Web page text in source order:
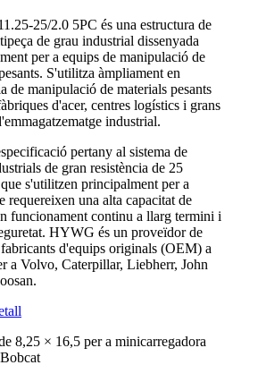
25/2.0 5PC és una estructura de
de grau industrial dissenyada
per a equips de manipulació de
S'utilitza àmpliament en
de manipulació de materials pesants
d'acer, centres logístics i grans
industrial.
pertany al sistema de
de gran resistència de 25
s'utilitzen principalment per a
requereixen una alta capacitat de
funcionament continu a llarg termini i
HYWG és un proveïdor de
d'equips originals (OEM) a
a Volvo, Caterpillar, Liebherr, John